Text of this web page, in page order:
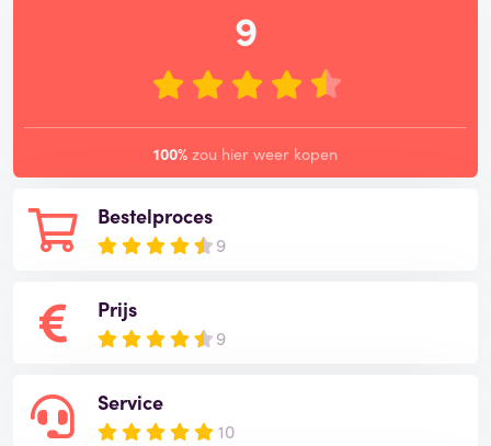
Bestelproces
9
Prijs
9
Service
10
9
100% zou hier weer kopen